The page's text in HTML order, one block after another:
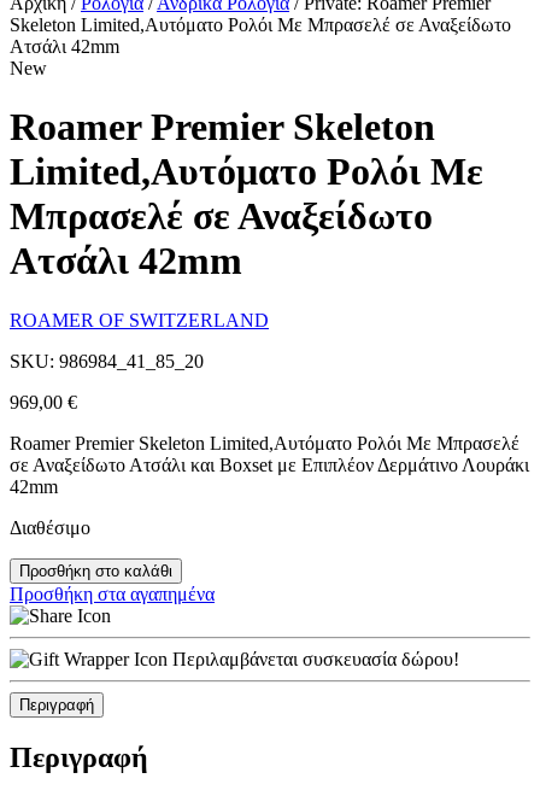
Skeleton Limited,Αυτόματο Ρολόι Με Μπρασελέ σε Αναξείδωτο
Ατσάλι 42mm
New
Roamer Premier Skeleton
Limited,Αυτόματο Ρολόι Με
Μπρασελέ σε Αναξείδωτο
Ατσάλι 42mm
ROAMER OF SWITZERLAND
SKU: 986984_41_85_20
969,00 €
Roamer Premier Skeleton Limited,Αυτόματο Ρολόι Με Μπρασελέ
σε Αναξείδωτο Ατσάλι και Boxset με Eπιπλέον Δερμάτινο Λουράκι
42mm
Διαθέσιμο
Προσθήκη στο καλάθι
Προσθήκη στα αγαπημένα
Περιλαμβάνεται συσκευασία δώρου!
Περιγραφή
Περιγραφή